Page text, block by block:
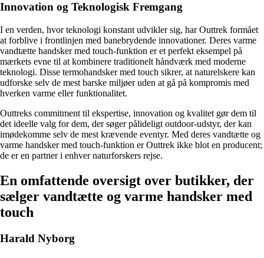
Innovation og Teknologisk Fremgang
I en verden, hvor teknologi konstant udvikler sig, har Outtrek formået
at forblive i frontlinjen med banebrydende innovationer. Deres varme
vandtætte handsker med touch-funktion er et perfekt eksempel på
mærkets evne til at kombinere traditionelt håndværk med moderne
teknologi. Disse termohandsker med touch sikrer, at naturelskere kan
udforske selv de mest barske miljøer uden at gå på kompromis med
hverken varme eller funktionalitet.
Outtreks commitment til ekspertise, innovation og kvalitet gør dem til
det ideelle valg for dem, der søger pålideligt outdoor-udstyr, der kan
imødekomme selv de mest krævende eventyr. Med deres vandtætte og
varme handsker med touch-funktion er Outtrek ikke blot en producent;
de er en partner i enhver naturforskers rejse.
En omfattende oversigt over butikker, der
sælger vandtætte og varme handsker med
touch
Harald Nyborg